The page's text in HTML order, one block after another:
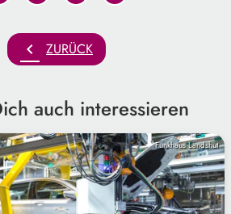
chevron_left ZURÜCK
auch interessieren
Funkhaus Landshut